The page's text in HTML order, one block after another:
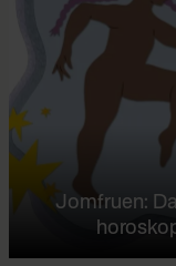
Jomfruen: